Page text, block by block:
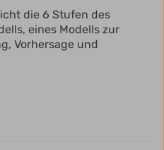
die 6 Stufen des
eines Modells zur
Vorhersage und